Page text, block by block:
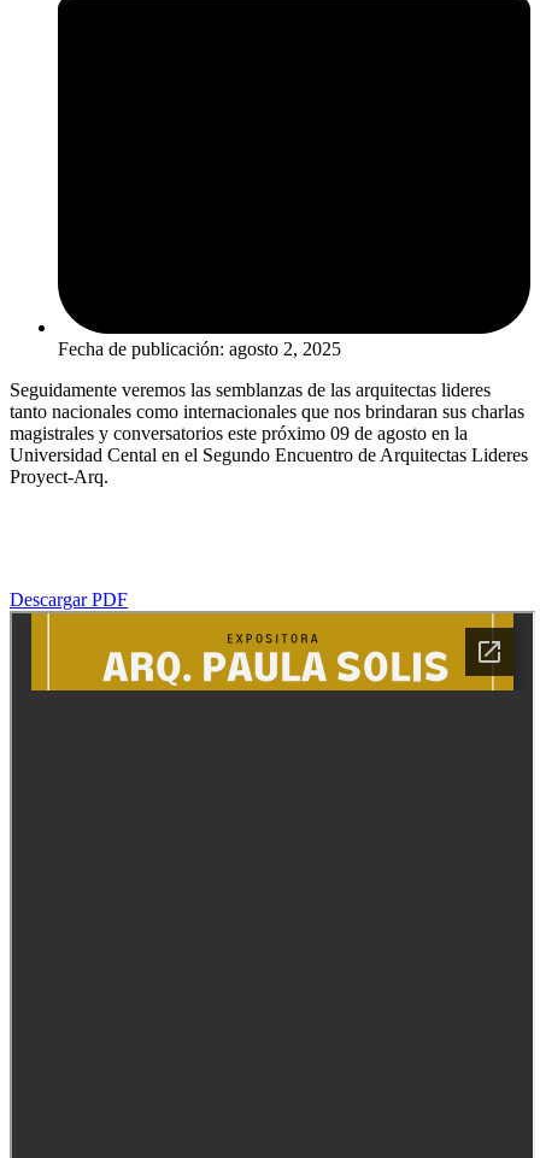
Fecha de publicación: agosto 2, 2025
Seguidamente veremos las semblanzas de las arquitectas lideres
tanto nacionales como internacionales que nos brindaran sus charlas
magistrales y conversatorios este próximo 09 de agosto en la
Universidad Cental en el Segundo Encuentro de Arquitectas Lideres
Proyect-Arq.
Descargar PDF